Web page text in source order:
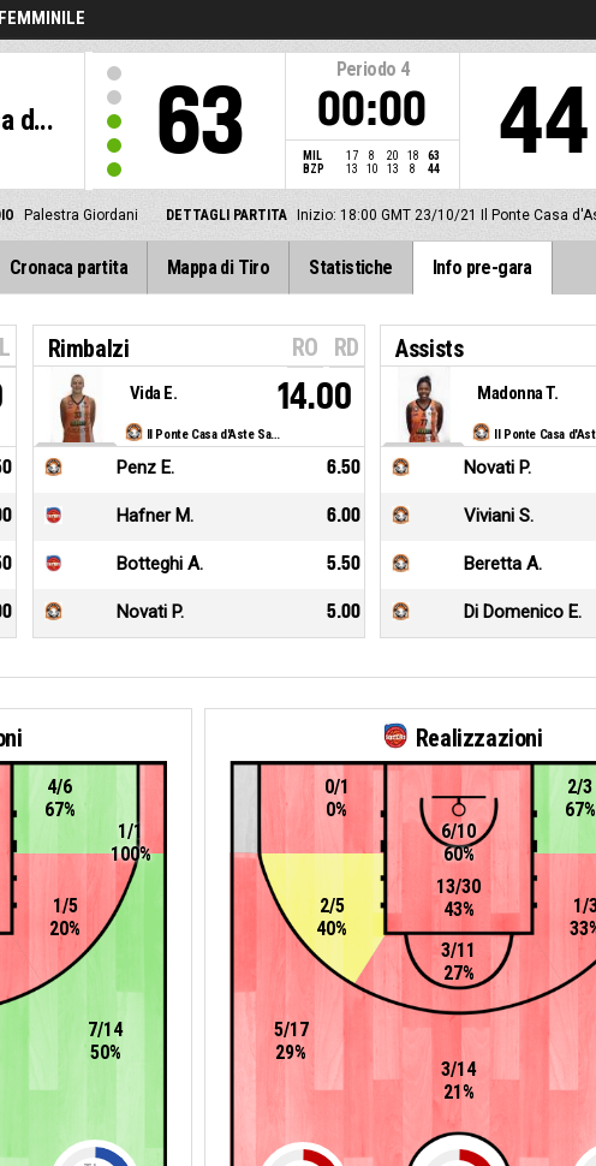
d... 63
Periodo 4
00:00
MIL 17 8 20 18
63
BZP
13 10 13 8 44 44
Palestra Giordani DETTAGLI PARTITA Inizio: 18:00 GMT 23/10/21 Il Ponte Casa
Cronaca partita Mappa di Tiro Statistiche Info pre-gara
Rimbalzi RO RD
Il Ponte Casa d'Aste Sanga Milano
Vida E. 14.00
Penz E. 6.50
Hafner M. 6.00
Botteghi A. 5.50
Novati P. 5.00
Assists
Madonna T.
Novati P.
Viviani S.
Beretta A.
Di Domenico E.
1/5
20%
4/6
67%
7/14
50%
1/1
100%
Realizzazioni
3/11
27%
2/5
40%
0/1
0%
1/
2/3
67%
13/30
43%
6/10
60%
3/14
21%
5/17
29%